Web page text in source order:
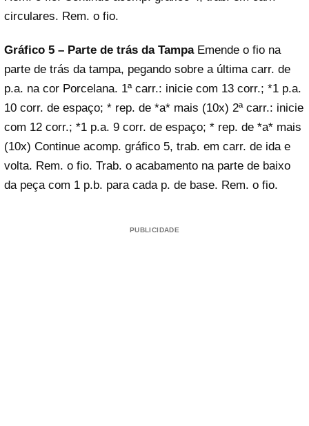
circulares. Rem. o fio.
Gráfico 5 – Parte de trás da TampaEmende o fio na
parte de trás da tampa, pegando sobre a última carr. de
p.a. na cor Porcelana. 1ª carr.: inicie com 13 corr.; *1 p.a.
10 corr. de espaço; * rep. de *a* mais (10x) 2ª carr.: inicie
com 12 corr.; *1 p.a. 9 corr. de espaço; * rep. de *a* mais
(10x) Continue acomp. gráfico 5, trab. em carr. de ida e
volta. Rem. o fio. Trab. o acabamento na parte de baixo
da peça com 1 p.b. para cada p. de base. Rem. o fio.
PUBLICIDADE